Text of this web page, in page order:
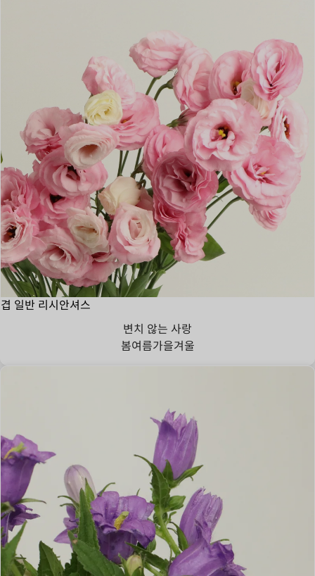
겹 일반 리시안셔스
변치 않는 사랑
봄여름가을겨울